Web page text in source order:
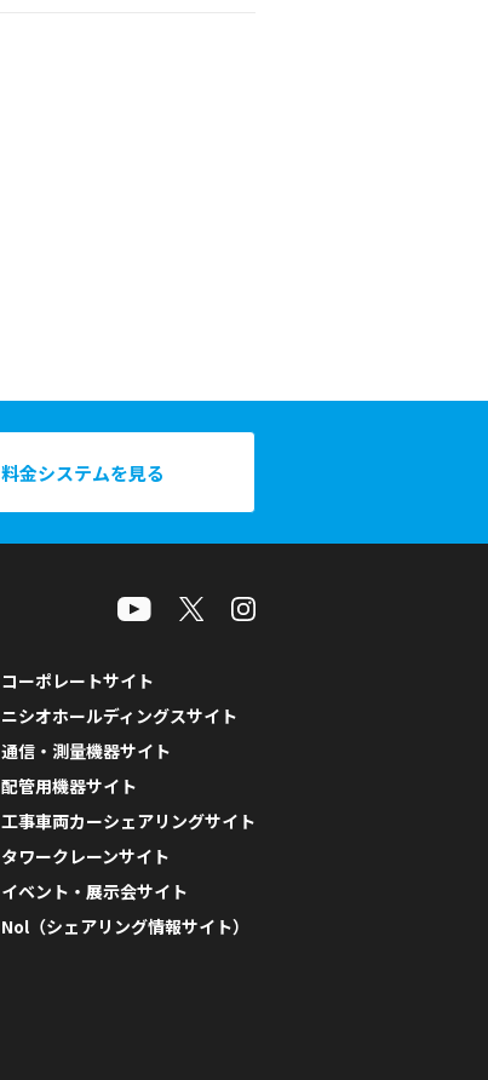
料金システムを見る
コーポレートサイト
ニシオホールディングスサイト
通信・測量機器サイト
配管用機器サイト
工事車両カーシェアリングサイト
タワークレーンサイト
イベント・展示会サイト
Nol（シェアリング情報サイト）